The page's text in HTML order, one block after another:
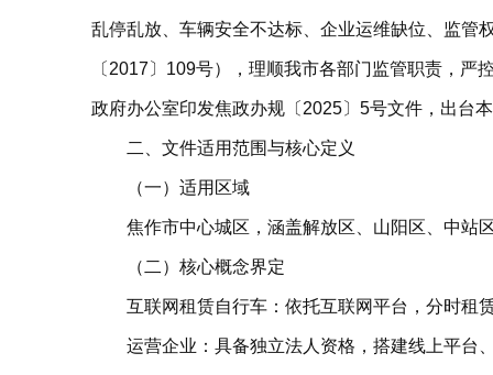
乱停乱放、车辆安全不达标、企业运维缺位、监管
〔2017〕109号），理顺我市各部门监管职责，
政府办公室印发焦政办规〔2025〕5号文件，出台
二、文件适用范围与核心定义
（一）适用区域
焦作市中心城区，涵盖解放区、山阳区、中站
（二）核心概念界定
互联网租赁自行车：依托互联网平台，分时租
运营企业：具备独立法人资格，搭建线上平台